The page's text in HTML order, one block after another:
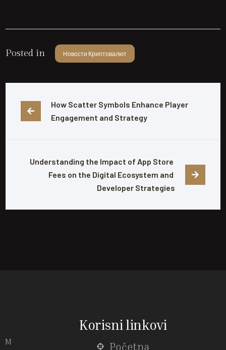
Posted in Новости Криптовалют
How Scatter Symbols Enhance Player
Engagement and Strategy
Understanding the Impact of App Store
Fees on the Digital Ecosystem and
Developer Strategies
M
Korisni linkovi
Početna